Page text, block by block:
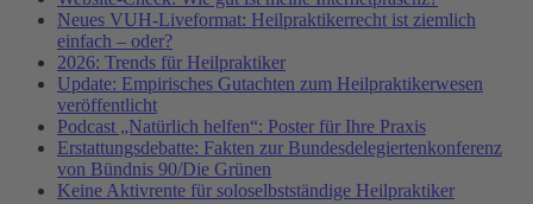
Neues VUH-Liveformat: Heilpraktikerrecht ist ziemlich
einfach – oder?
2026: Trends für Heilpraktiker
Update: Empirisches Gutachten zum Heilpraktikerwesen
veröffentlicht
Podcast „Natürlich helfen“: Poster für Ihre Praxis
Erstattungsdebatte: Fakten zur Bundesdelegiertenkonferenz
von Bündnis 90/Die Grünen
Keine Aktivrente für soloselbstständige Heilpraktiker